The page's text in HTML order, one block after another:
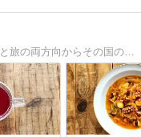
世界の再現料理・飲み物を中心に、食と旅の両方向からその国の魅力を探るアーカイブ。